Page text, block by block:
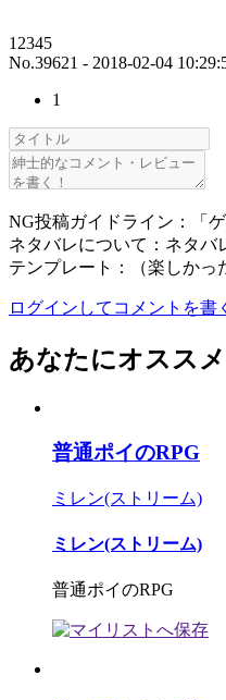
12345
No.39621 - 2018-02-04
1
NG投稿ガイドライン：「
ネタバレについて：ネタバ
テンプレート：（楽しかっ
ログインしてコメントを書
あなたにオスス
普通ポイのRPG
ミレン(ストリーム)
ミレン(ストリーム)
普通ポイのRPG